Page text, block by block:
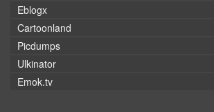
Eblogx
Cartoonland
Picdumps
Ulkinator
Emok.tv